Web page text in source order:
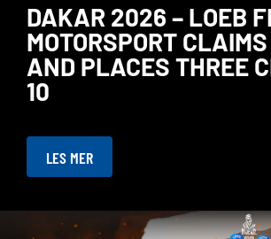
DAKAR 2026 – LOEB
MOTORSPORT
AND PLACES THREE
10
LES MER